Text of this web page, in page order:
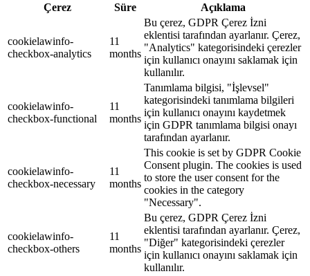
Çerez
Süre Açıklama
cookielawinfo-
checkbox-analytics
11
months
Bu çerez, GDPR Çerez İzni
eklentisi tarafından ayarlanır. Çerez,
"Analytics" kategorisindeki çerezler
için kullanıcı onayını saklamak için
kullanılır.
cookielawinfo-
checkbox-functional
11
months
Tanımlama bilgisi, "İşlevsel"
kategorisindeki tanımlama bilgileri
için kullanıcı onayını kaydetmek
için GDPR tanımlama bilgisi onayı
tarafından ayarlanır.
cookielawinfo-
checkbox-necessary
11
months
This cookie is set by GDPR Cookie
Consent plugin. The cookies is used
to store the user consent for the
cookies in the category
"Necessary".
cookielawinfo-
checkbox-others
11
months
Bu çerez, GDPR Çerez İzni
eklentisi tarafından ayarlanır. Çerez,
"Diğer" kategorisindeki çerezler
için kullanıcı onayını saklamak için
kullanılır.